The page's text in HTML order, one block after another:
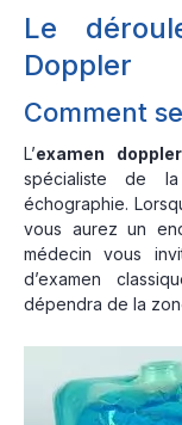
Le
Doppler
Comment
L’examen doppler
spécialiste de la
échographie.
vous aurez un
médecin vous
d’examen
dépendra de la